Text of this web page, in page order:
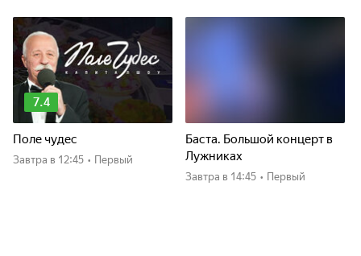
7.4
Поле чудес
Завтра в 12:45 • Первый
Баста. Большой концерт в
Лужниках
Завтра в 14:45 • Первый